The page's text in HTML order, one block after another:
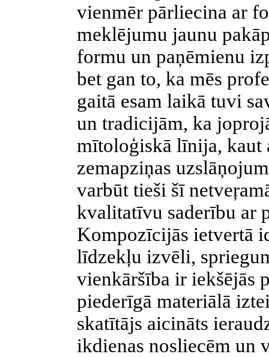
vienmēr pārliecina ar
meklējumu jaunu
formu un paņēmienu
bet gan to, ka mēs
gaitā esam laikā tuvi
un tradicijām, ka
mītoloģiskā līnija, kaut
zemapziņas
varbūt tieši šī
kvalitatīvu saderību ar
Kompozīcijās ietvertā
līdzekļu izvēli,
vienkāršība ir iekšējās
piederīgā materiālā
skatītājs aicināts
ikdienas nosliecēm un